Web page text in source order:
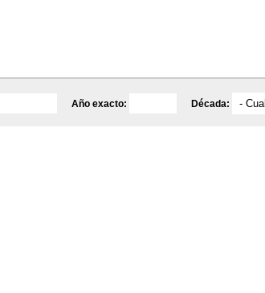
Año exacto: Década: